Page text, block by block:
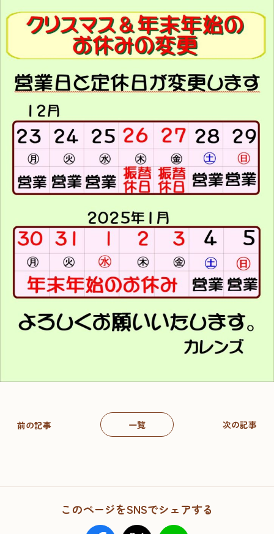
前の記事 一覧 次の記事
このページをSNSでシェアする